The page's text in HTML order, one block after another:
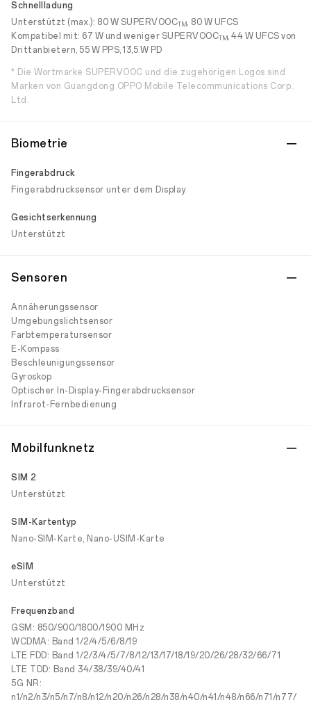
Schnellladung
Unterstützt (max.): 80 W SUPERVOOCTM, 80 W UFCS
Kompatibel mit: 67 W und weniger SUPERVOOCTM, 44 W UFCS von
Drittanbietern, 55 W PPS, 13,5 W PD
* Die Wortmarke SUPERVOOC und die zugehörigen Logos sind
Marken von Guangdong OPPO Mobile Telecommunications Corp.,
Ltd.
Biometrie
Fingerabdruck
Fingerabdrucksensor unter dem Display
Gesichtserkennung
Unterstützt
Sensoren
Annäherungssensor
Umgebungslichtsensor
Farbtemperatursensor
E-Kompass
Beschleunigungssensor
Gyroskop
Optischer In-Display-Fingerabdrucksensor
Infrarot-Fernbedienung
Mobilfunknetz
SIM 2
Unterstützt
SIM-Kartentyp
Nano-SIM-Karte, Nano-USIM-Karte
eSIM
Unterstützt
Frequenzband
GSM: 850/900/1800/1900 MHz
WCDMA: Band 1/2/4/5/6/8/19
LTE FDD: Band 1/2/3/4/5/7/8/12/13/17/18/19/20/26/28/32/66/71
LTE TDD: Band 34/38/39/40/41
5G NR:
n1/n2/n3/n5/n7/n8/n12/n20/n26/n28/n38/n40/n41/n48/n66/n71/n77/